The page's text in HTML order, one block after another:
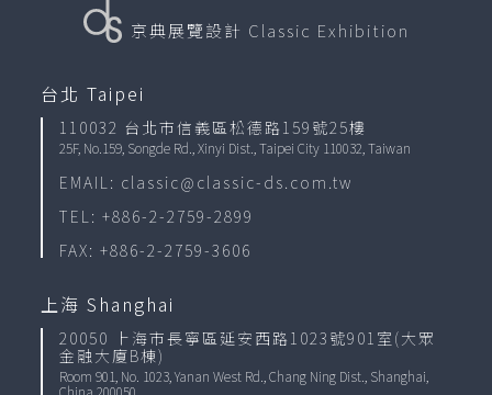
京典展覽設計 Classic Exhibition
台北 Taipei
110032 台北市信義區松德路159號25樓
25F, No.159, Songde Rd., Xinyi Dist., Taipei City 110032, Taiwan
EMAIL: classic@classic-ds.com.tw
TEL: +886-2-2759-2899
FAX: +886-2-2759-3606
上海 Shanghai
20050 上海市長寧區延安西路1023號901室(大眾
金融大廈B棟)
Room 901, No. 1023, Yanan West Rd., Chang Ning Dist., Shanghai,
China 200050